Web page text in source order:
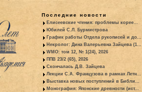
Последние новости
Елисеевские чтения: проблемы корее...
Юбилей С.Л. Бурмистрова
График работы Отдела рукописей и до...
Некролог: Дина Валерьевна Зайцева (1...
WMO: том 12, № 1(24), 2026
ППВ 23/2 (65), 2026
Скончалась Д.В. Зайцева
Лекции С.А. Французова в рамках Летн...
Выставка новых поступлений в Библи...
Монография: Японские древности (ист...